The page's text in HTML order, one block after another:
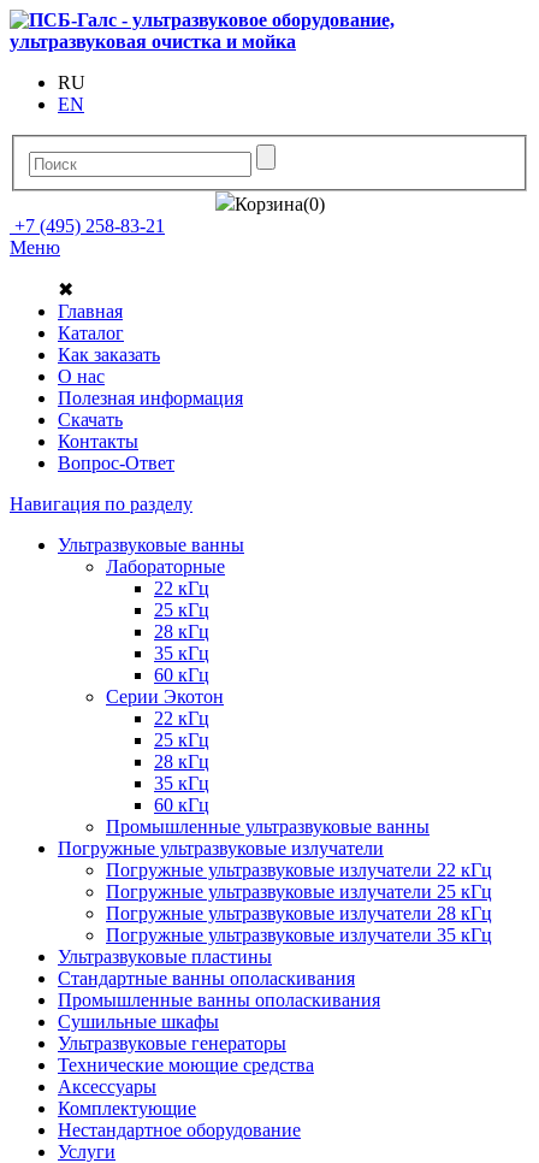
RU
EN
Корзина(0)
+7 (495) 258-83-21
Меню
✖
Главная
Каталог
Как заказать
О нас
Полезная информация
Скачать
Контакты
Вопрос-Ответ
Навигация по разделу
Ультразвуковые ванны
Лабораторные
22 кГц
25 кГц
28 кГц
35 кГц
60 кГц
Серии Экотон
22 кГц
25 кГц
28 кГц
35 кГц
60 кГц
Промышленные ультразвуковые ванны
Погружные ультразвуковые излучатели
Погружные ультразвуковые излучатели 22 кГц
Погружные ультразвуковые излучатели 25 кГц
Погружные ультразвуковые излучатели 28 кГц
Погружные ультразвуковые излучатели 35 кГц
Ультразвуковые пластины
Стандартные ванны ополаскивания
Промышленные ванны ополаскивания
Сушильные шкафы
Ультразвуковые генераторы
Технические моющие средства
Аксессуары
Комплектующие
Нестандартное оборудование
Услуги